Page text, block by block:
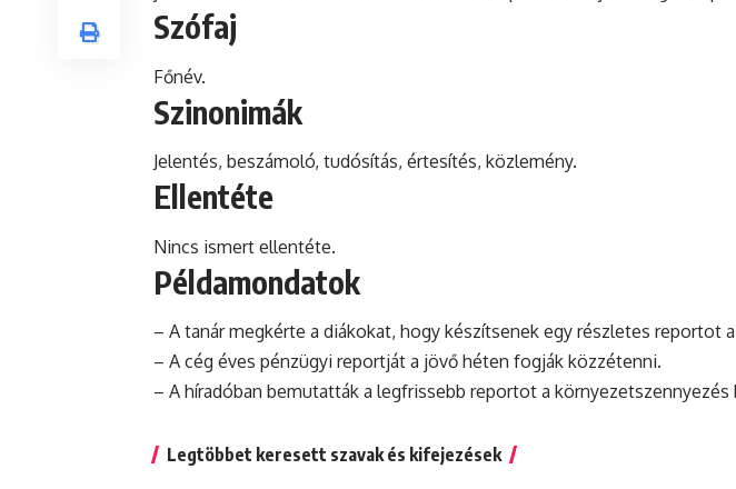
Szófaj
Főnév.
Szinonimák
Jelentés, beszámoló, tudósítás, értesítés, közlemény.
Ellentéte
Nincs ismert ellentéte.
Példamondatok
– A tanár megkérte a diákokat, hogy készítsenek egy részletes reportot
– A cég éves pénzügyi reportját a jövő héten fogják közzétenni.
– A híradóban bemutatták a legfrissebb reportot a környezetszennyezés
Legtöbbet keresett szavak és kifejezések